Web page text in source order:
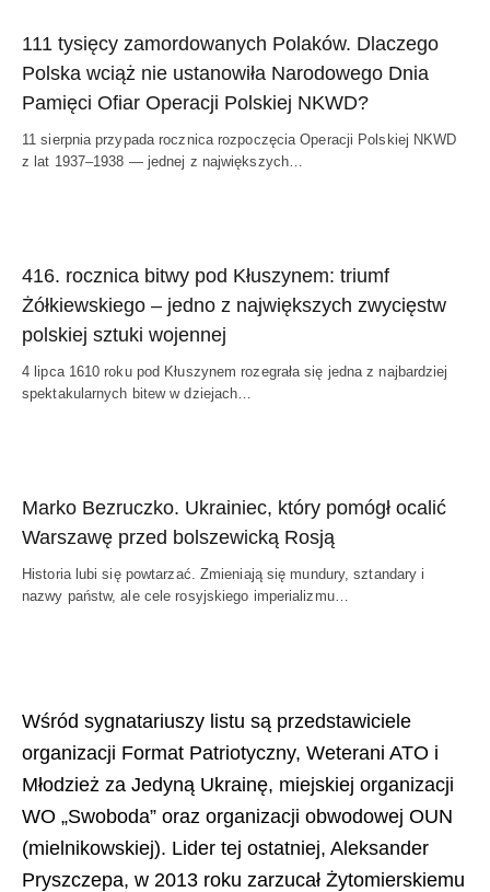
111 tysięcy zamordowanych Polaków. Dlaczego
Polska wciąż nie ustanowiła Narodowego Dnia
Pamięci Ofiar Operacji Polskiej NKWD?
11 sierpnia przypada rocznica rozpoczęcia Operacji Polskiej NKWD
z lat 1937–1938 — jednej z największych…
416. rocznica bitwy pod Kłuszynem: triumf
Żółkiewskiego – jedno z największych zwycięstw
polskiej sztuki wojennej
4 lipca 1610 roku pod Kłuszynem rozegrała się jedna z najbardziej
spektakularnych bitew w dziejach…
Marko Bezruczko. Ukrainiec, który pomógł ocalić
Warszawę przed bolszewicką Rosją
Historia lubi się powtarzać. Zmieniają się mundury, sztandary i
nazwy państw, ale cele rosyjskiego imperializmu…
Wśród sygnatariuszy listu są przedstawiciele
organizacji Format Patriotyczny, Weterani ATO i
Młodzież za Jedyną Ukrainę, miejskiej organizacji
WO „Swoboda” oraz organizacji obwodowej OUN
(mielnikowskiej). Lider tej ostatniej, Aleksander
Pryszczepa, w 2013 roku zarzucał Żytomierskiemu